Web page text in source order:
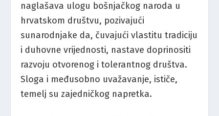
naglašava ulogu bošnjačkog naroda u
hrvatskom društvu, pozivajući
sunarodnjake da, čuvajući vlastitu tradiciju
i duhovne vrijednosti, nastave doprinositi
razvoju otvorenog i tolerantnog društva.
Sloga i međusobno uvažavanje, ističe,
temelj su zajedničkog napretka.